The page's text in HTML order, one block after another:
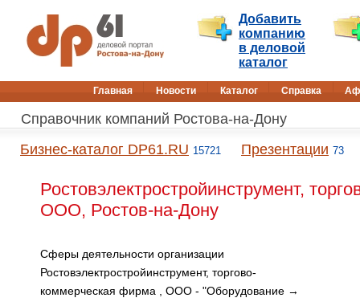
Добавить
компанию
в деловой
каталог
Главная Новости Каталог Справка
Справочник компаний Ростова-на-Дону
Бизнес-каталог DP61.RU 15721 Презентации 73
Ростовэлектростройинструмент,
ООО, Ростов-на-Дону
Сферы деятельности организации
Ростовэлектростройинструмент, торгово-
коммерческая фирма , ООО - "Оборудование →